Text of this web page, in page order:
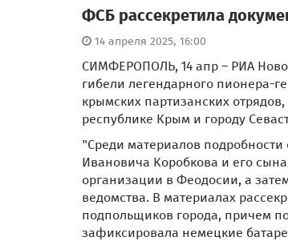
ФСБ рассекретила
14 апреля 2025, 16:00
СИМФЕРОПОЛЬ, 14 апр – РИА
гибели легендарного пионера-
крымских партизанских
республике Крым и городу
"Среди материалов
Ивановича Коробкова и его
организации в Феодосии, а
ведомства. В материалах
подпольщиков города, причем
зафиксировала немецкие